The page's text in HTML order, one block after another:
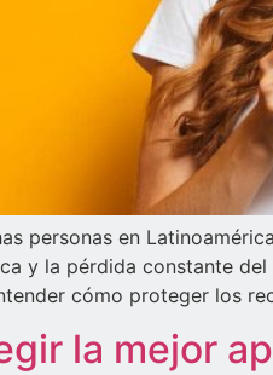
personas en
y la pérdida constante
cómo proteger los
la mejor